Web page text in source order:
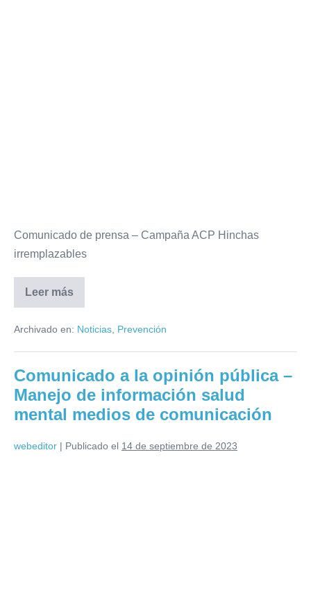
Comunicado de prensa – Campaña ACP Hinchas
irremplazables
Leer más
Archivado en: Noticias Prevención
Comunicado a la opinión pública –
Manejo de información salud
mental medios de comunicación
webeditor | Publicado el 14 de septiembre de 2023